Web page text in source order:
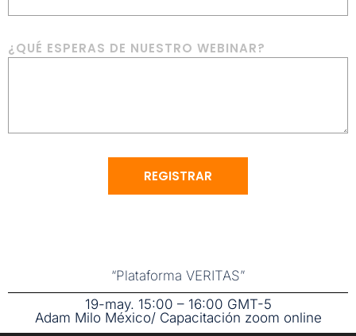
¿QUÉ ESPERAS DE NUESTRO WEBINAR?
REGISTRAR
“Plataforma VERITAS”
19-may. 15:00 – 16:00 GMT-5
Adam Milo México/ Capacitación zoom online